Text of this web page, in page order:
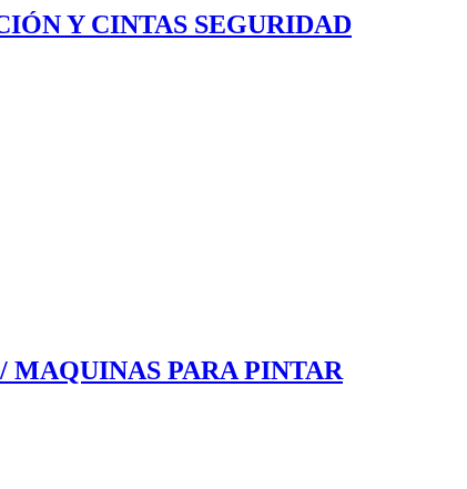
Y CINTAS SEGURIDAD
MAQUINAS PARA PINTAR